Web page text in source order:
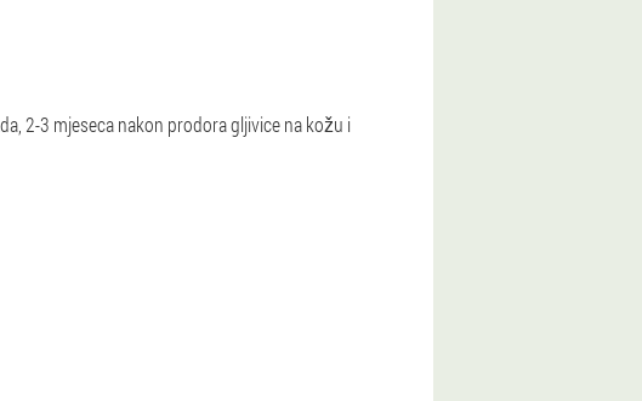
2-3 mjeseca nakon prodora gljivice na kožu i